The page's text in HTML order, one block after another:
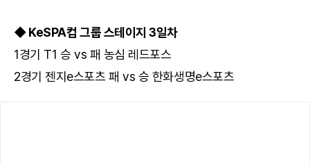
◆ KeSPA컵 그룹 스테이지 3일차
1경기 T1 승 vs 패 농심 레드포스
2경기 젠지e스포츠 패 vs 승 한화생명e스포츠